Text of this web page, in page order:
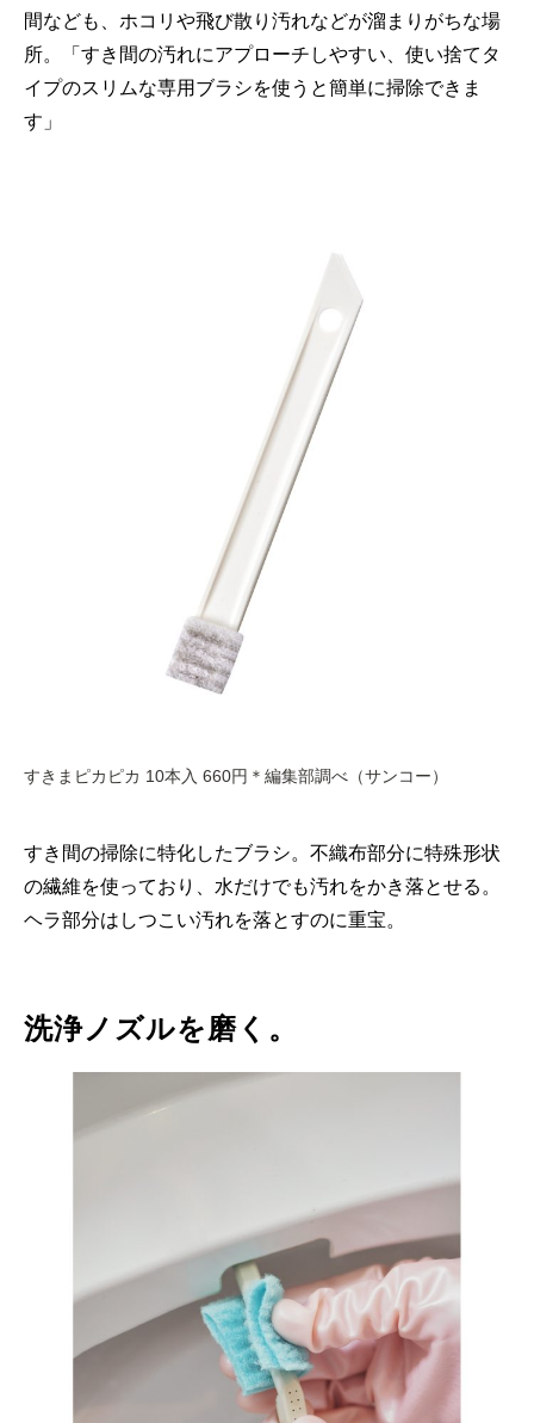
間なども、ホコリや飛び散り汚れなどが溜まりがちな場
所。「すき間の汚れにアプローチしやすい、使い捨てタ
イプのスリムな専用ブラシを使うと簡単に掃除できま
す」
すきまピカピカ 10本入 660円＊編集部調べ（サンコー）
すき間の掃除に特化したブラシ。不織布部分に特殊形状
の繊維を使っており、水だけでも汚れをかき落とせる。
ヘラ部分はしつこい汚れを落とすのに重宝。
洗浄ノズルを磨く。